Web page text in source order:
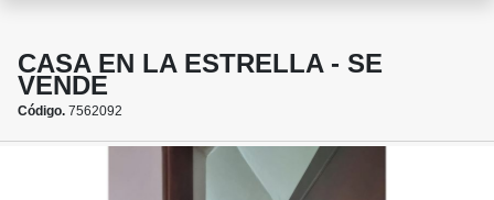
CASA EN LA ESTRELLA - SE
VENDE
Código. 7562092